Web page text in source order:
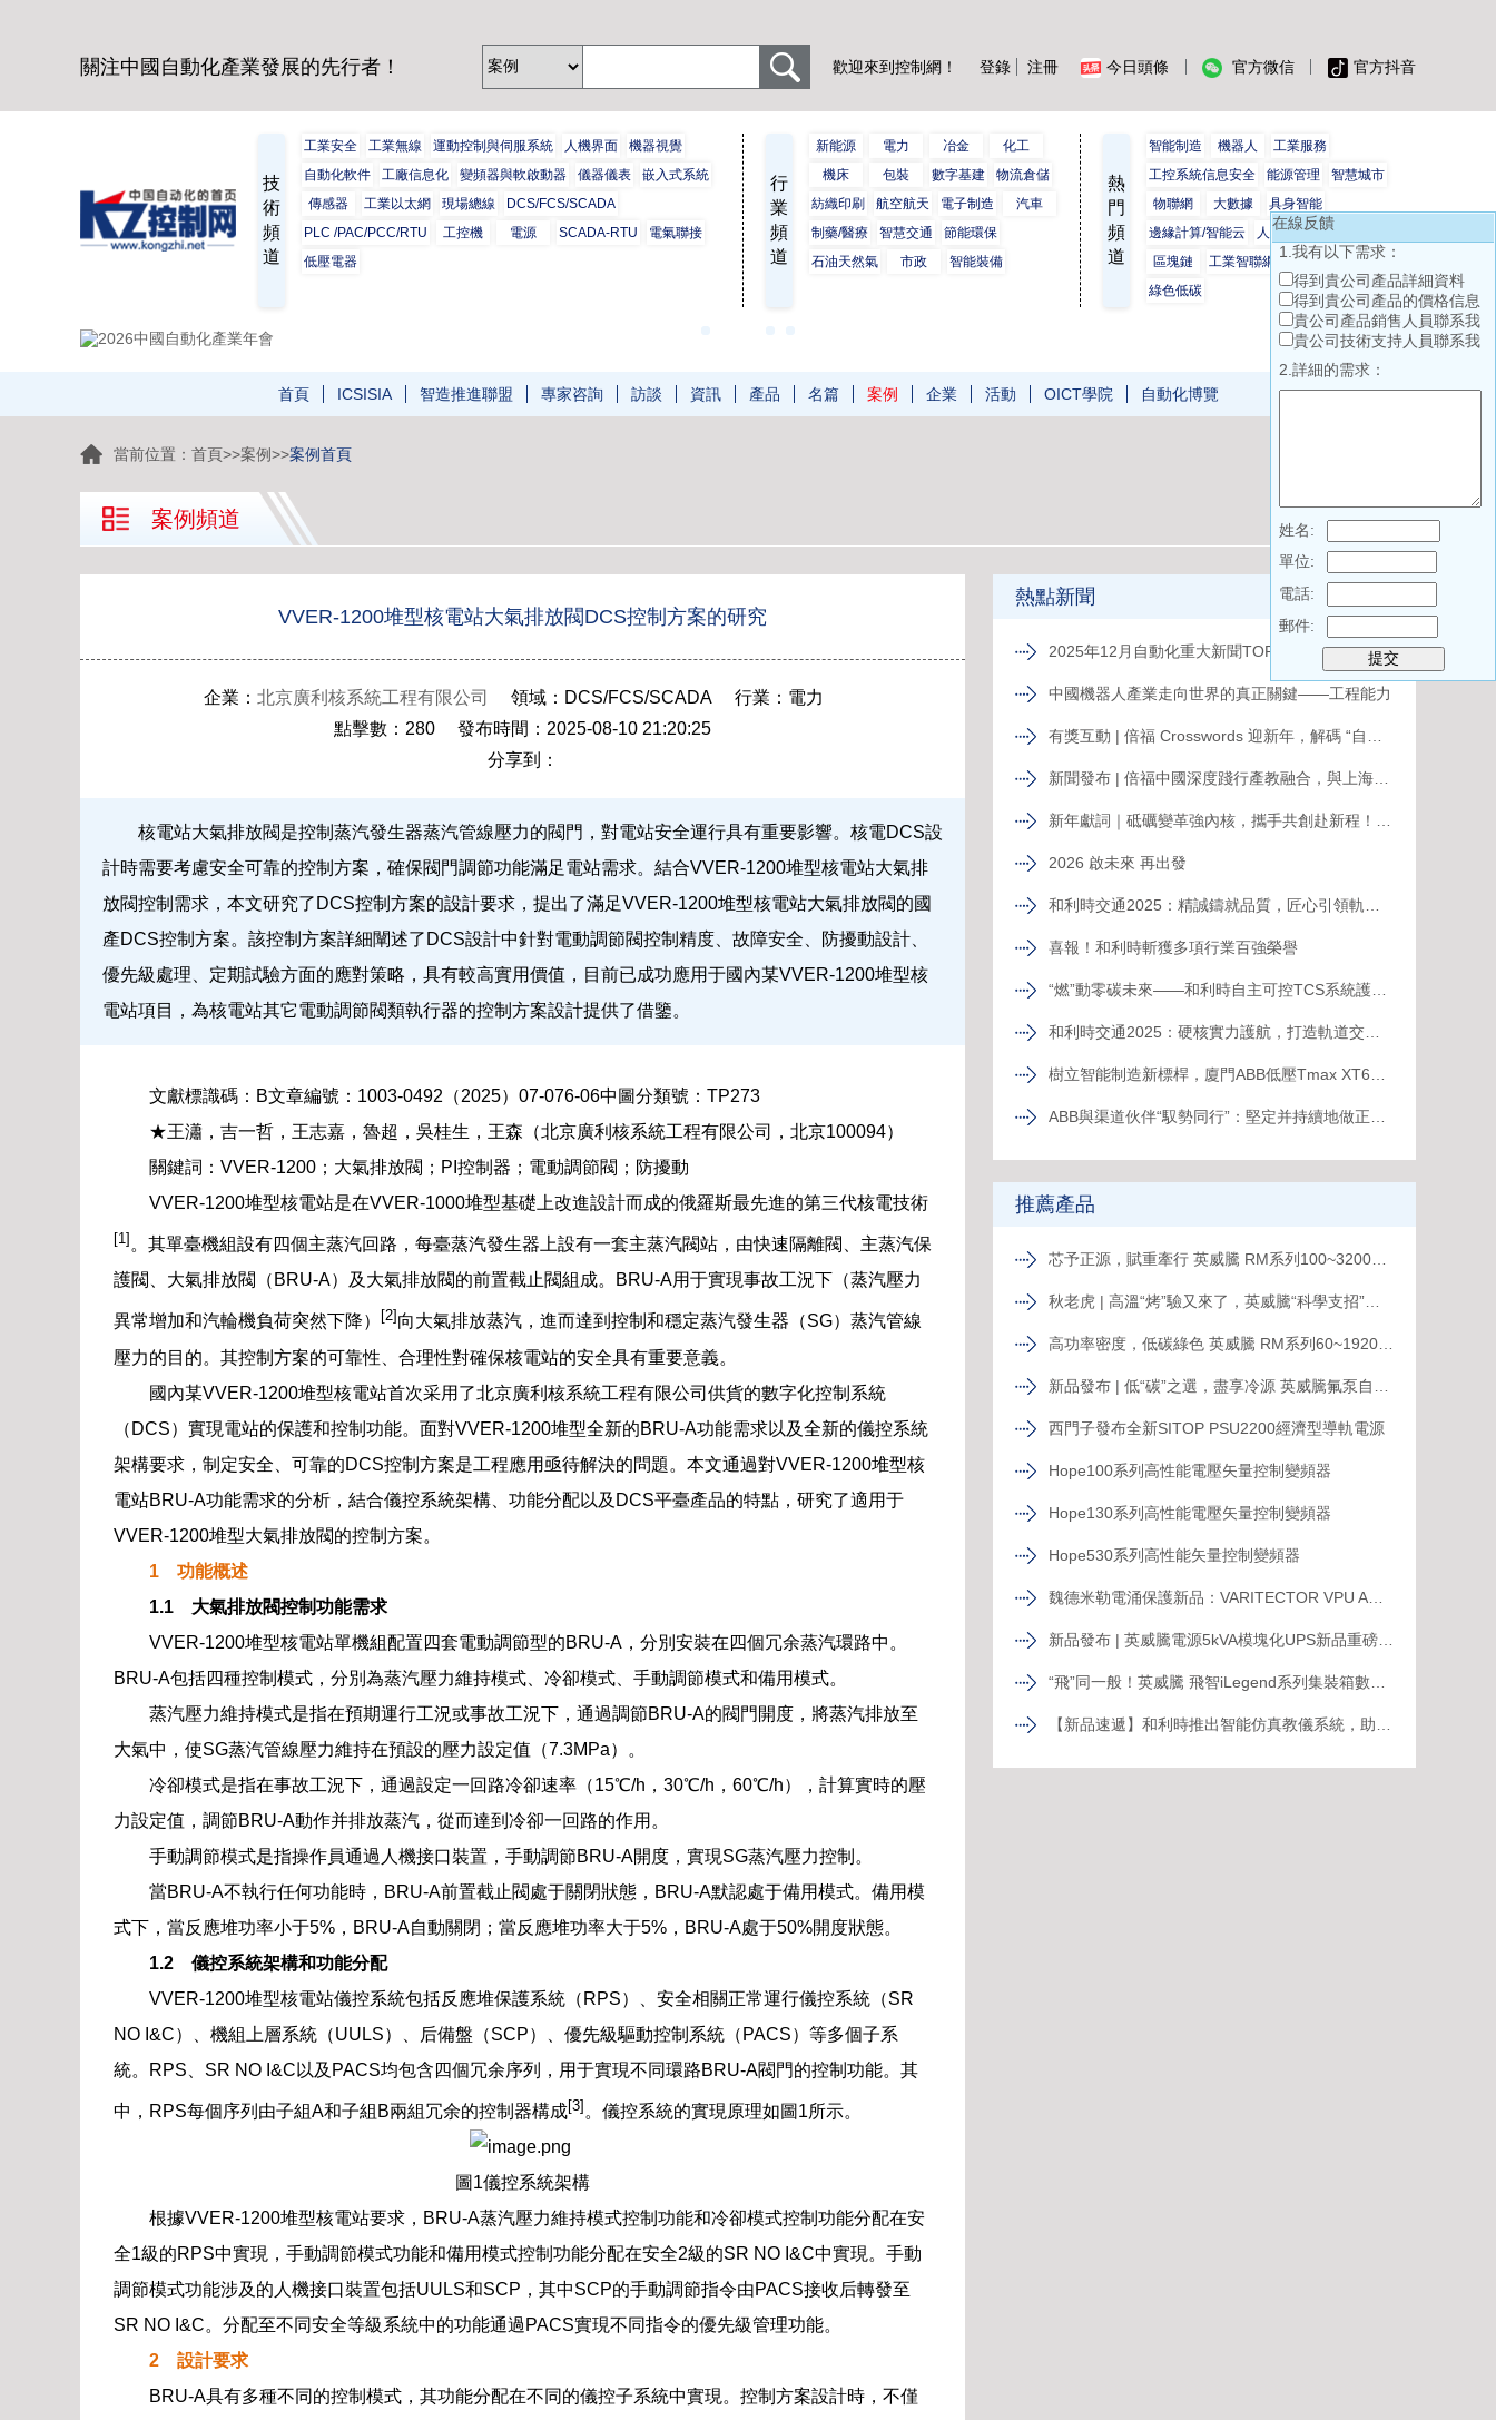
關注中國自動化產業發展的先行者！ 歡迎來到控制網！ 登錄 注冊 今日頭條 官方微信 官方抖音
技
術
頻
道
工業安全 工業無線 運動控制與伺服系統 人機界面
機器視覺
自動化軟件
工廠信息化 變頻器與軟啟動器 儀器儀表
嵌入式系統
傳感器
工業以太網 現場總線
DCS/FCS/SCADA
PLC /PAC/PCC/RTU
工控機 電源 SCADA-RTU
電氣聯接
低壓電器
行
業
頻
道
新能源 電力 冶金
化工
機床
包裝 數字基建
物流倉儲
紡織印刷
航空航天 電子制造
汽車
制藥/醫療
智慧交通
節能環保
石油天然氣
市政 智能裝備
熱
門
頻
道
智能制造 機器人
工業服務
工控系統信息安全
能源管理
智慧城市
物聯網
大數據
具身智能
邊緣計算/智能云
人工智能
工業互聯網
區塊鏈
工業智聯網
數字孿生
綠色低碳
首頁 ICSISIA 智造推進聯盟 專家咨詢 訪談 資訊 產品 名篇 案例 企業 活動 OICT學院 自動化博覽
當前位置： 首頁>>案例>>案例首頁
案例頻道
VVER-1200堆型核電站大氣排放閥DCS控制方案的研究
企業： 北京廣利核系統工程有限公司
領域：DCS/FCS/SCADA 行業：電力
點擊數：280 發布時間：2025-08-10 21:20:25
分享到：
核電站大氣排放閥是控制蒸汽發生器蒸汽管線壓力的閥門，對電站安全運行具有重要影響。核電DCS設
計時需要考慮安全可靠的控制方案，確保閥門調節功能滿足電站需求。結合VVER-1200堆型核電站大氣排
放閥控制需求，本文研究了DCS控制方案的設計要求，提出了滿足VVER-1200堆型核電站大氣排放閥的國
產DCS控制方案。該控制方案詳細闡述了DCS設計中針對電動調節閥控制精度、故障安全、防擾動設計、
優先級處理、定期試驗方面的應對策略，具有較高實用價值，目前已成功應用于國內某VVER-1200堆型核
電站項目，為核電站其它電動調節閥類執行器的控制方案設計提供了借鑒。
文獻標識碼：B文章編號：1003-0492（2025）07-076-06中圖分類號：TP273
★王瀟，吉一哲，王志嘉，魯超，吳桂生，王森（北京廣利核系統工程有限公司，北京100094）
關鍵詞：VVER-1200；大氣排放閥；PI控制器；電動調節閥；防擾動
VVER-1200堆型核電站是在VVER-1000堆型基礎上改進設計而成的俄羅斯最先進的第三代核電技術
[1] 。其單臺機組設有四個主蒸汽回路，每臺蒸汽發生器上設有一套主蒸汽閥站，由快速隔離閥、主蒸汽保
護閥、大氣排放閥（BRU-A）及大氣排放閥的前置截止閥組成。BRU-A用于實現事故工況下（蒸汽壓力
異常增加和汽輪機負荷突然下降） [2] 向大氣排放蒸汽，進而達到控制和穩定蒸汽發生器（SG）蒸汽管線
壓力的目的。其控制方案的可靠性、合理性對確保核電站的安全具有重要意義。
國內某VVER-1200堆型核電站首次采用了北京廣利核系統工程有限公司供貨的數字化控制系統
（DCS）實現電站的保護和控制功能。面對VVER-1200堆型全新的BRU-A功能需求以及全新的儀控系統
架構要求，制定安全、可靠的DCS控制方案是工程應用亟待解決的問題。本文通過對VVER-1200堆型核
電站BRU-A功能需求的分析，結合儀控系統架構、功能分配以及DCS平臺產品的特點，研究了適用于
VVER-1200堆型大氣排放閥的控制方案。
1 功能概述
1.1 大氣排放閥控制功能需求
VVER-1200堆型核電站單機組配置四套電動調節型的BRU-A，分別安裝在四個冗余蒸汽環路中。
BRU-A包括四種控制模式，分別為蒸汽壓力維持模式、冷卻模式、手動調節模式和備用模式。
蒸汽壓力維持模式是指在預期運行工況或事故工況下，通過調節BRU-A的閥門開度，將蒸汽排放至
大氣中，使SG蒸汽管線壓力維持在預設的壓力設定值（7.3MPa）。
冷卻模式是指在事故工況下，通過設定一回路冷卻速率（15℃/h，30℃/h，60℃/h），計算實時的壓
力設定值，調節BRU-A動作并排放蒸汽，從而達到冷卻一回路的作用。
手動調節模式是指操作員通過人機接口裝置，手動調節BRU-A開度，實現SG蒸汽壓力控制。
當BRU-A不執行任何功能時，BRU-A前置截止閥處于關閉狀態，BRU-A默認處于備用模式。備用模
式下，當反應堆功率小于5%，BRU-A自動關閉；當反應堆功率大于5%，BRU-A處于50%開度狀態。
1.2 儀控系統架構和功能分配
VVER-1200堆型核電站儀控系統包括反應堆保護系統（RPS）、安全相關正常運行儀控系統（SR
NO I&C）、機組上層系統（UULS）、后備盤（SCP）、優先級驅動控制系統（PACS）等多個子系
統。RPS、SR NO I&C以及PACS均包含四個冗余序列，用于實現不同環路BRU-A閥門的控制功能。其
中，RPS每個序列由子組A和子組B兩組冗余的控制器構成[3] 。儀控系統的實現原理如圖1所示。
圖1儀控系統架構
根據VVER-1200堆型核電站要求，BRU-A蒸汽壓力維持模式控制功能和冷卻模式控制功能分配在安
全1級的RPS中實現，手動調節模式功能和備用模式控制功能分配在安全2級的SR NO I&C中實現。手動
調節模式功能涉及的人機接口裝置包括UULS和SCP，其中SCP的手動調節指令由PACS接收后轉發至
SR NO I&C。分配至不同安全等級系統中的功能通過PACS實現不同指令的優先級管理功能。
2 設計要求
BRU-A具有多種不同的控制模式，其功能分配在不同的儀控子系統中實現。控制方案設計時，不僅
熱點新聞
2025年12月自動化重大新聞TOP 10
中國機器人產業走向世界的真正關鍵——工程能力
2026 啟未來 再出發
喜報！和利時斬獲多項行業百強榮譽
推薦產品
西門子發布全新SITOP PSU2200經濟型導軌電源
Hope100系列高性能電壓矢量控制變頻器
Hope130系列高性能電壓矢量控制變頻器
Hope530系列高性能矢量控制變頻器
在線反饋
1.我有以下需求：
得到貴公司產品詳細資料
得到貴公司產品的價格信息
貴公司產品銷售人員聯系我
貴公司技術支持人員聯系我
2.詳細的需求：
姓名:
單位:
電話:
郵件: